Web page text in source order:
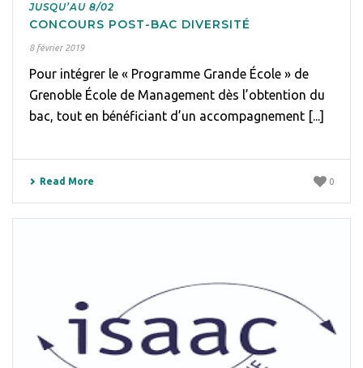
JUSQU’AU 8/02
CONCOURS POST-BAC DIVERSITÉ
8 février 2019
Pour intégrer le « Programme Grande École » de
Grenoble École de Management dès l’obtention du
bac, tout en bénéficiant d’un accompagnement [...]
Read More 0